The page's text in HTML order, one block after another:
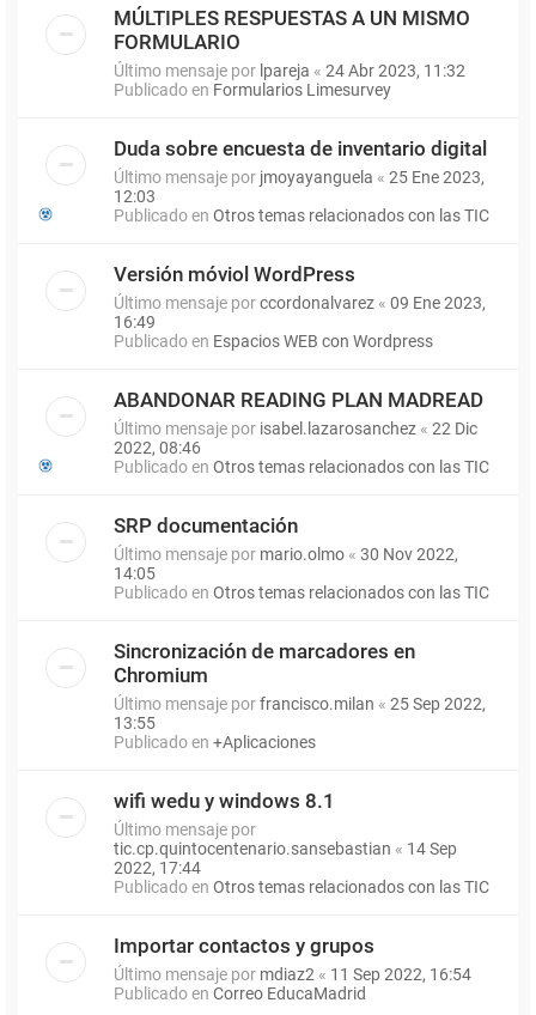
MÚLTIPLES RESPUESTAS A UN MISMO
FORMULARIO
Último mensaje por lpareja « 24 Abr 2023, 11:32
Publicado en Formularios Limesurvey
Duda sobre encuesta de inventario digital
Último mensaje por jmoyayanguela « 25 Ene 2023,
12:03
Publicado en Otros temas relacionados con las TIC
Versión móviol WordPress
Último mensaje porccordonalvarez « 09 Ene 2023,
16:49
Publicado en Espacios WEB con Wordpress
ABANDONAR READING PLAN MADREAD
Último mensaje por isabel.lazarosanchez « 22 Dic
2022, 08:46
Publicado en Otros temas relacionados con las TIC
SRP documentación
Último mensaje por mario.olmo « 30 Nov 2022,
14:05
Publicado en Otros temas relacionados con las TIC
Sincronización de marcadores en
Chromium
Último mensaje porfrancisco.milan « 25 Sep 2022,
13:55
Publicado en +Aplicaciones
wifi wedu y windows 8.1
Último mensaje por
tic.cp.quintocentenario.sansebastian « 14 Sep
2022, 17:44
Publicado en Otros temas relacionados con las TIC
Importar contactos y grupos
Último mensaje por mdiaz2 « 11 Sep 2022, 16:54
Publicado en Correo EducaMadrid